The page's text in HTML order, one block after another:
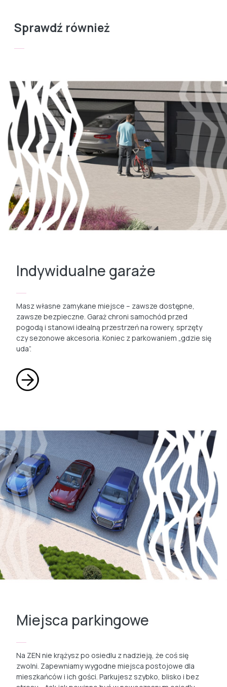
Sprawdź również
Indywidualne garaże
Masz własne zamykane miejsce – zawsze dostępne,
zawsze bezpieczne. Garaż chroni samochód przed
pogodą i stanowi idealną przestrzeń na rowery, sprzęty
czy sezonowe akcesoria. Koniec z parkowaniem „gdzie się
uda”.
Miejsca parkingowe
Na ZEN nie krążysz po osiedlu z nadzieją, że coś się
zwolni. Zapewniamy wygodne miejsca postojowe dla
mieszkańców i ich gości. Parkujesz szybko, blisko i bez